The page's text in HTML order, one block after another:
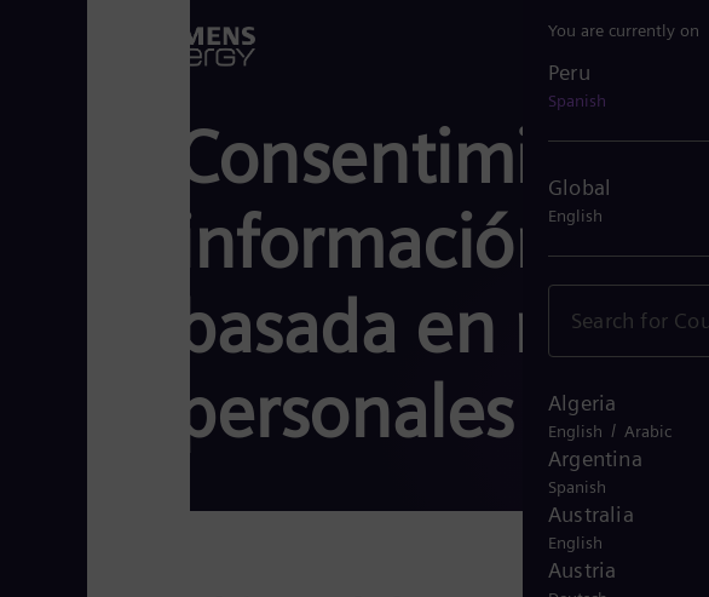
Consentimiento
información de
basada en mis
personales
You are currently on
Peru
Spanish
Global
English
Algeria
English / Arabic
Argentina
Spanish
Australia
English
Austria